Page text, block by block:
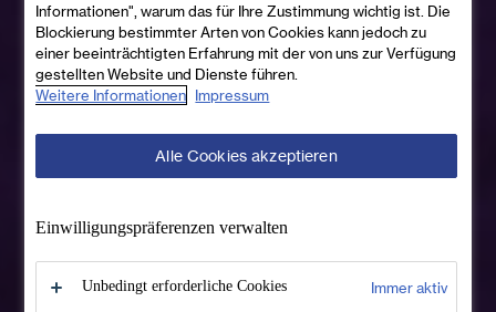
Informationen", warum das für Ihre Zustimmung wichtig ist. Die
Blockierung bestimmter Arten von Cookies kann jedoch zu
einer beeinträchtigten Erfahrung mit der von uns zur Verfügung
gestellten Website und Dienste führen.
Weitere Informationen Impressum
Alle Cookies akzeptieren
Einwilligungs­präferenzen verwalten
Unbedingt erforderliche Cookies Immer aktiv